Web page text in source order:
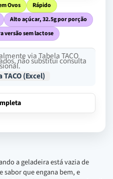
Ovos
Rápido
Alto açúcar, 32.5g por porção
versão sem lactose
via Tabela TACO
não substitui consulta
(Excel)
a geladeira está vazia de
sabor que engana bem, e